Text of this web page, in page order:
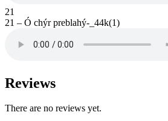
21
21 – Ó chýr preblahý-_44k(1)
Reviews
There are no reviews yet.